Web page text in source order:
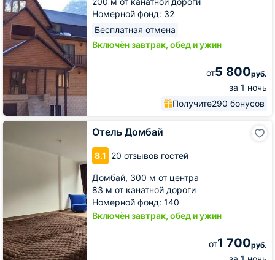
Номерной фонд: 32
Бесплатная отмена
Включён завтрак, обед и ужин
от5 800руб.
за 1 ночь
Получите290 бонусов
Отель Домбай
8.1 20 отзывов гостей
Домбай, 300 м от центра
83 м от канатной дороги
Номерной фонд: 140
Включён завтрак, обед и ужин
от1 700руб.
Отель